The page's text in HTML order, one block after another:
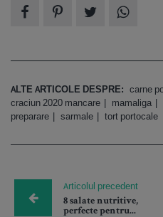
ALTE ARTICOLE DESPRE: carne
craciun 2020 mancare
mamaliga
preparare
sarmale tort portocale
Articolul precedent
8 salate nutritive,
perfecte pentru...